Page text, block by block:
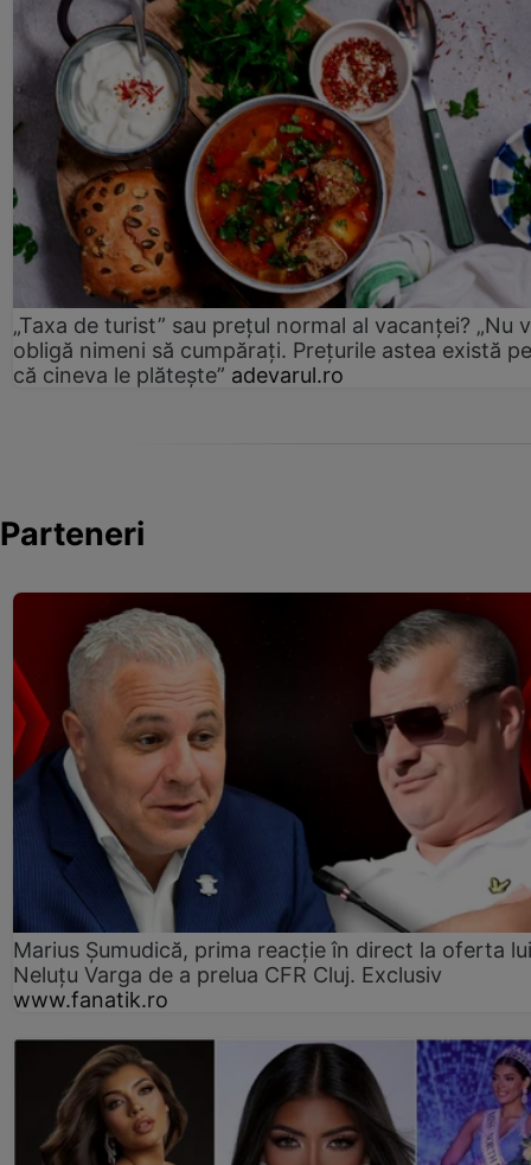
„Taxa de turist” sau prețul normal al vacanței? „Nu
obligă nimeni să cumpărați. Prețurile astea există
că cineva le plătește” adevarul.ro
Parteneri
Marius Șumudică, prima reacție în direct la oferta lui
Neluțu Varga de a prelua CFR Cluj. Exclusiv
www.fanatik.ro